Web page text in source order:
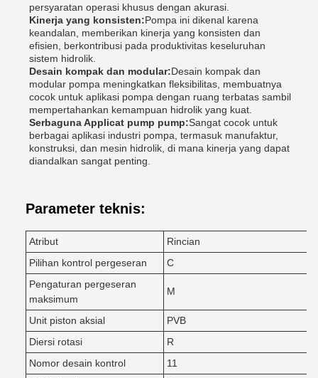
persyaratan operasi khusus dengan akurasi.
Kinerja yang konsisten:Pompa ini dikenal karena
keandalan, memberikan kinerja yang konsisten dan
efisien, berkontribusi pada produktivitas keseluruhan
sistem hidrolik.
Desain kompak dan modular:Desain kompak dan
modular pompa meningkatkan fleksibilitas, membuatnya
cocok untuk aplikasi pompa dengan ruang terbatas sambil
mempertahankan kemampuan hidrolik yang kuat.
Serbaguna Applicat pump pump:Sangat cocok untuk
berbagai aplikasi industri pompa, termasuk manufaktur,
konstruksi, dan mesin hidrolik, di mana kinerja yang dapat
diandalkan sangat penting.
Parameter teknis:
Atribut
Rincian
Pilihan kontrol pergeseran
C
Pengaturan pergeseran
maksimum
M
Unit piston aksial
PVB
Diersi rotasi
R
Nomor desain kontrol
11